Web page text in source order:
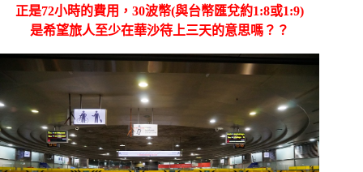
正是72小時的費用，30波幣(與台幣匯兌約1:8或1:9)
是希望旅人至少在華沙待上三天的意思嗎？？